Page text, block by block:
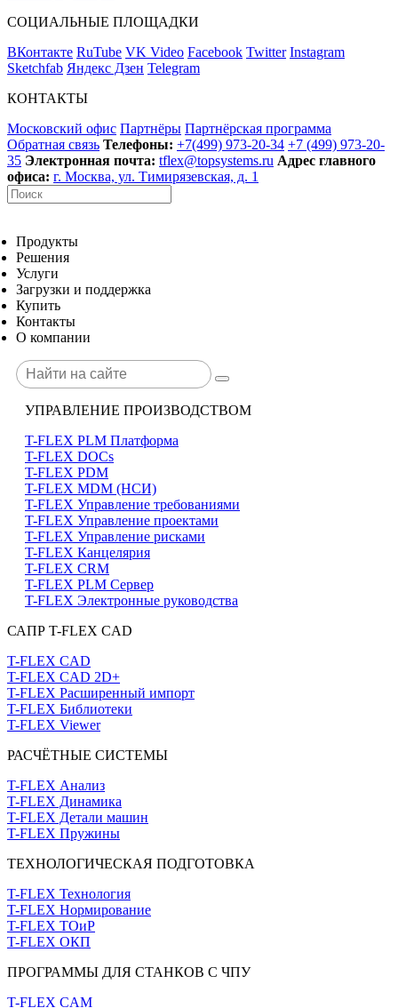
СОЦИАЛЬНЫЕ ПЛОЩАДКИ
ВКонтакте RuTube VK Video Facebook Twitter Instagram
Sketchfab Яндекс Дзен Telegram
КОНТАКТЫ
Московский офис Партнёры Партнёрская программа
Обратная связь Телефоны: +7(499) 973-20-34 +7 (499) 973-20-
35 Электронная почта: tflex@topsystems.ru Адрес главного
офиса: г. Москва, ул. Тимирязевская, д. 1
Продукты
Решения
Услуги
Загрузки и поддержка
Купить
Контакты
О компании
УПРАВЛЕНИЕ ПРОИЗВОДСТВОМ
T-FLEX PLM Платформа
T-FLEX DOCs
T-FLEX PDM
T-FLEX MDM (НСИ)
T-FLEX Управление требованиями
T-FLEX Управление проектами
T-FLEX Управление рисками
T-FLEX Канцелярия
T-FLEX CRM
T-FLEX PLM Сервер
T-FLEX Электронные руководства
САПР T-FLEX CAD
T-FLEX CAD
T-FLEX CAD 2D+
T-FLEX Расширенный импорт
T-FLEX Библиотеки
T-FLEX Viewer
РАСЧЁТНЫЕ СИСТЕМЫ
T-FLEX Анализ
T-FLEX Динамика
T-FLEX Детали машин
T-FLEX Пружины
ТЕХНОЛОГИЧЕСКАЯ ПОДГОТОВКА
T-FLEX Технология
T-FLEX Нормирование
T-FLEX ТОиР
T-FLEX ОКП
ПРОГРАММЫ ДЛЯ СТАНКОВ С ЧПУ
T-FLEX CAM